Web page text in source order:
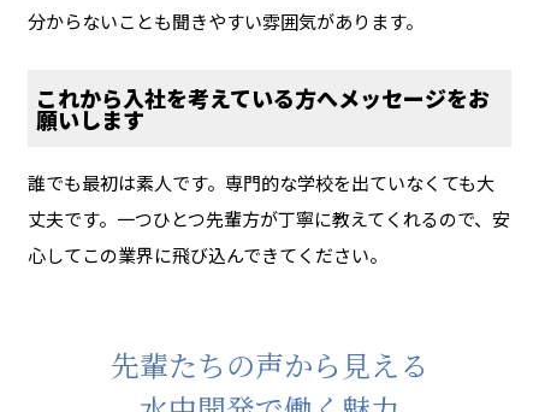
分からないことも聞きやすい雰囲気があります。
これから入社を考えている方へメッセージをお
願いします
誰でも最初は素人です。専門的な学校を出ていなくても大
丈夫です。一つひとつ先輩方が丁寧に教えてくれるので、安
心してこの業界に飛び込んできてください。
先輩たちの声から見える